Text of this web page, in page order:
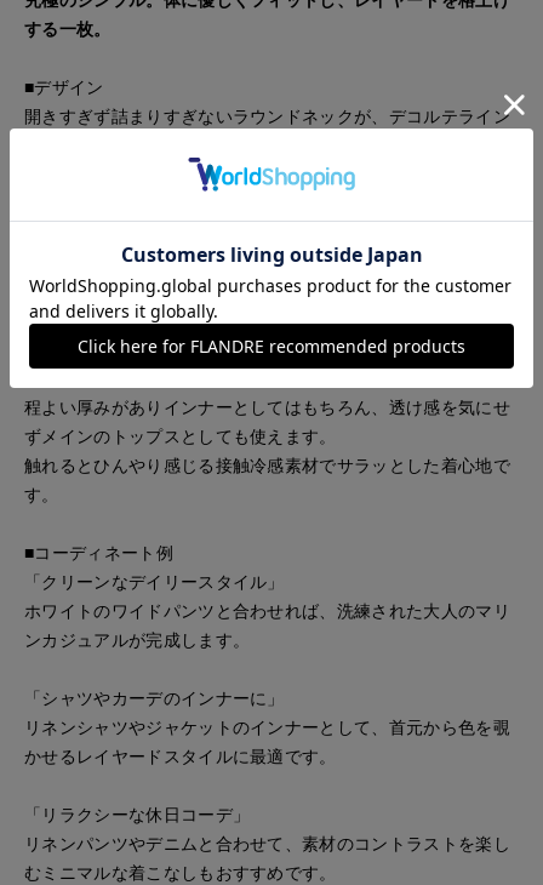
する一枚。
■デザイン
開きすぎず詰まりすぎないラウンドネックが、デコルテライン
安定感のある絶妙な肩幅に設計されており、一枚着としても安
美しく収まります。
■素材
柔らかなコットン100%素材を採用。伸縮性に優れ、大人の日
程よい厚みがありインナーとしてはもちろん、透け感を気にせ
ずメインのトップスとしても使えます。
触れるとひんやり感じる接触冷感素材でサラッとした着心地で
す。
■コーディネート例
「クリーンなデイリースタイル」
ホワイトのワイドパンツと合わせれば、洗練された大人のマリ
ンカジュアルが完成します。
「シャツやカーデのインナーに」
リネンシャツやジャケットのインナーとして、首元から色を覗
かせるレイヤードスタイルに最適です。
「リラクシーな休日コーデ」
リネンパンツやデニムと合わせて、素材のコントラストを楽し
むミニマルな着こなしもおすすめです。